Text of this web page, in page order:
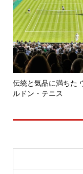
伝統と気品に満ちた
ルドン・テニス